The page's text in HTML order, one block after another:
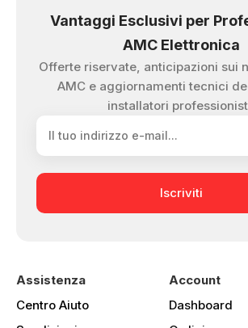
Vantaggi Esclusivi per
AMC Elettronica
Offerte riservate, anticipazioni sui
AMC e aggiornamenti tecnici
installatori
Iscriviti
Assistenza
Centro Aiuto
Account
Dashboard